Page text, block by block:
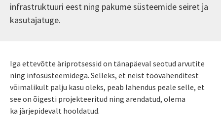
infrastruktuuri eest ning pakume süsteemide seiret ja
kasutajatuge.
Iga ettevõtte äriprotsessid on tänapäeval seotud arvutite
ning infosüsteemidega. Selleks, et neist töövahenditest
võimalikult palju kasu oleks, peab lahendus peale selle, et
see on õigesti projekteeritud ning arendatud, olema
ka järjepidevalt hooldatud.